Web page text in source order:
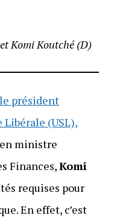
Komi Koutché (D)
le président
Libérale (USL),
ministre
Finances,Komi
requises pour
En effet, c’est